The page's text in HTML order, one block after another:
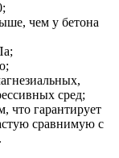
чем у бетона
сред;
что гарантирует
сравнимую с